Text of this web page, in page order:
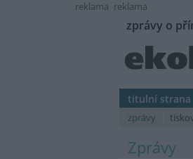
reklama reklama
zprávy o
titulní strana
zprávy
Zprávy